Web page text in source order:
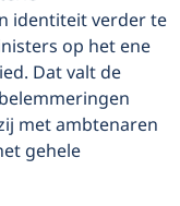
identiteit verder te
op het ene
Dat valt de
met ambtenaren
gehele